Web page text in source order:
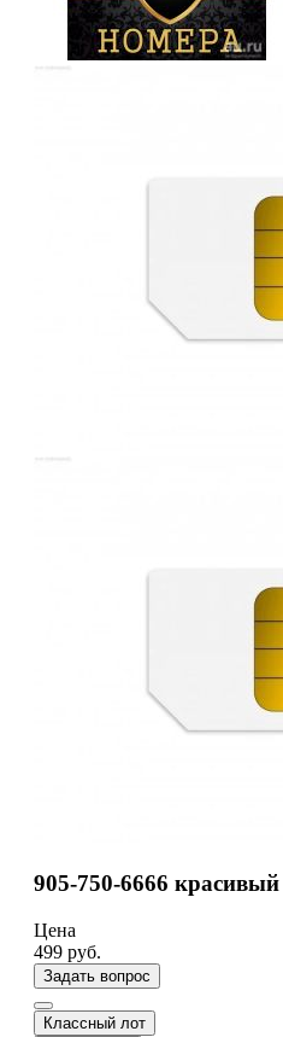
905-750-6666
Цена
499 руб.
Задать вопрос
Классный лот